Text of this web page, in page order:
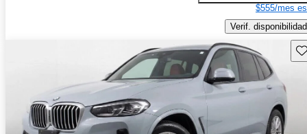
$555/mes
Verif. disponibilidad